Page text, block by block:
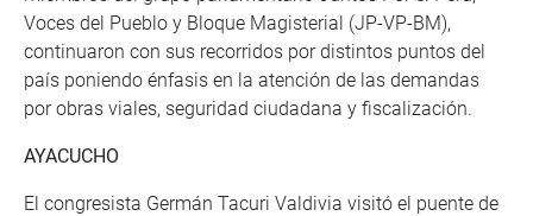
Voces del Pueblo y Bloque Magisterial (JP-VP-BM),
continuaron con sus recorridos por distintos puntos del
país poniendo énfasis en la atención de las demandas
por obras viales, seguridad ciudadana y fiscalización.
AYACUCHO
El congresista Germán Tacuri Valdivia visitó el puente de